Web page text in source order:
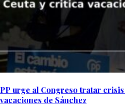
PP urge al Congreso tratar
vacaciones de Sánchez